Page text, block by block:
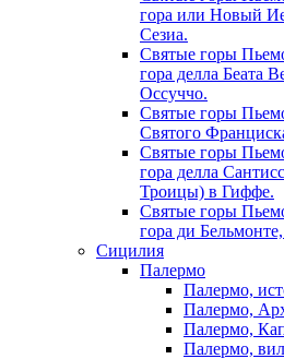
гора или Новый
Сезиа.
Святые горы
гора делла Беата
Оссуччо.
Святые горы
Святого
Святые горы
гора делла
Троицы) в Гиффе.
Святые горы
гора ди
Сицилия
Палермо
Палермо,
Палермо,
Палермо,
Палермо,